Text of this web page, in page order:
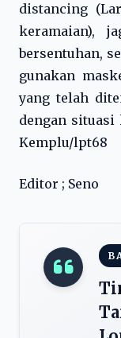
distancing
keramaian),
bersentuhan,
gunakan
yang telah
dengan
Kemplu/lpt68
Editor ; Seno